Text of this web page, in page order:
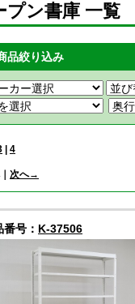
プン書庫 一覧
品絞り込み
4
次へ→
番号： K-37506